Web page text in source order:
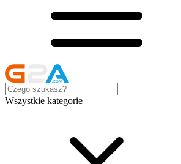
Wszystkie kategorie